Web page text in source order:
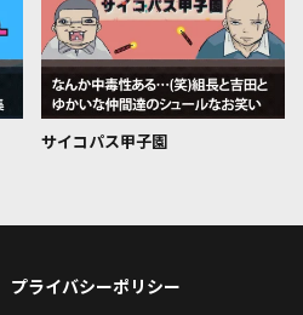
サイコパス甲子園
プライバシーポリシー